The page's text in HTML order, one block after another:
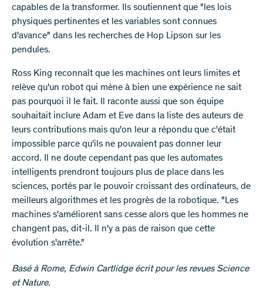
capables de la transformer. Ils soutiennent que "les lois
physiques pertinentes et les variables sont connues
d'avance" dans les recherches de Hop Lipson sur les
pendules.
Ross King reconnaît que les machines ont leurs limites et
relève qu'un robot qui mène à bien une expérience ne sait
pas pourquoi il le fait. Il raconte aussi que son équipe
souhaitait inclure Adam et Eve dans la liste des auteurs de
leurs contributions mais qu'on leur a répondu que c'était
impossible parce qu'ils ne pouvaient pas donner leur
accord. Il ne doute cependant pas que les automates
intelligents prendront toujours plus de place dans les
sciences, portés par le pouvoir croissant des ordinateurs, de
meilleurs algorithmes et les progrès de la robotique. "Les
machines s'améliorent sans cesse alors que les hommes ne
changent pas, dit-il. Il n'y a pas de raison que cette
évolution s'arrête."
Basé à Rome, Edwin Cartlidge écrit pour les revues Science
et Nature.